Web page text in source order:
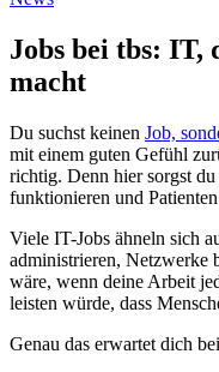
Jobs bei tbs: IT,
macht
Du suchst keinen Job,
mit einem guten Gefühl
richtig. Denn hier sorgst
funktionieren und
Viele IT-Jobs ähneln sich
administrieren, Netzwerke
wäre, wenn deine Arbeit
leisten würde, dass
Genau das erwartet dich